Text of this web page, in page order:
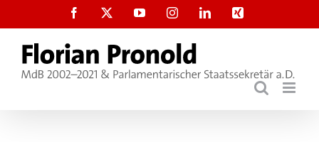
Facebook YouTubeInstagramLinkedInXing